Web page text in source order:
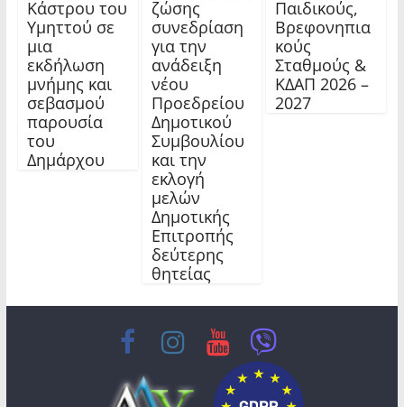
Κάστρου του
Υμηττού σε
μια
εκδήλωση
μνήμης και
σεβασμού
παρουσία
του
Δημάρχου
ζώσης
συνεδρίαση
για την
ανάδειξη
νέου
Προεδρείου
Δημοτικού
Συμβουλίου
και την
εκλογή
μελών
Δημοτικής
Επιτροπής
δεύτερης
θητείας
Παιδικούς,
Βρεφονηπια
κούς
Σταθμούς &
ΚΔΑΠ 2026 –
2027